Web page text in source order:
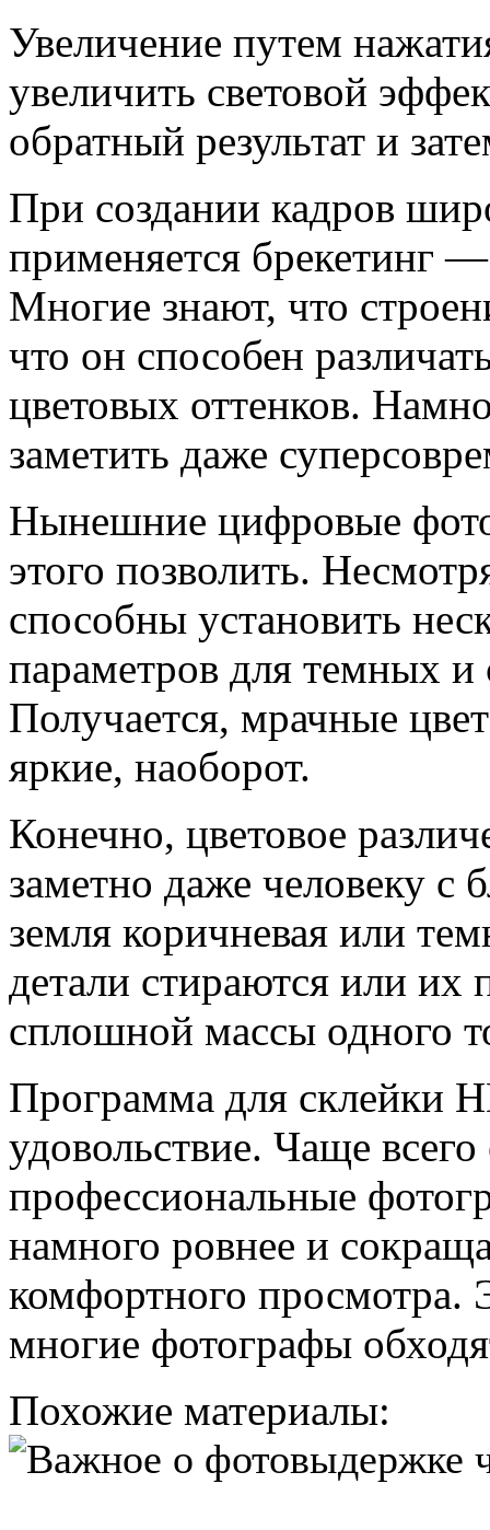
Увеличение путем
увеличить световой
обратный результат и
При создании кадров
применяется брекетинг
Многие знают, что
что он способен
цветовых оттенков.
заметить даже
Нынешние цифровые
этого позволить.
способны установить
параметров для темных и
Получается, мрачные
яркие, наоборот.
Конечно, цветовое
заметно даже человеку с
земля коричневая или
детали стираются или их
сплошной массы одного
Программа для склейки
удовольствие. Чаще
профессиональные
намного ровнее и
комфортного просмотра.
многие фотографы
Похожие материалы: